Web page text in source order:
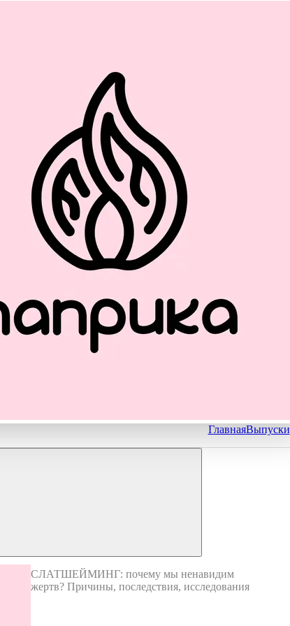
ГлавнаяВыпуски
СЛАТШЕЙМИНГ: почему мы ненавидим
жертв? Причины, последствия, исследования